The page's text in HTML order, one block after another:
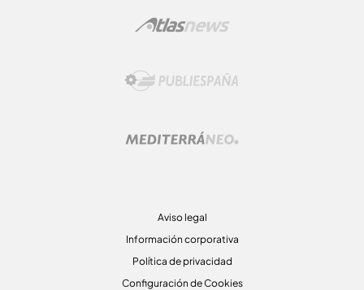
Aviso legal
Información corporativa
Política de privacidad
Configuración de Cookies